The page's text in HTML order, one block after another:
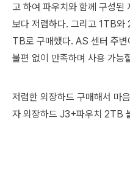
고 하여 파우치와 함께 구성된
보다 저렴하다. 그리고 1TB
TB로 구매했다. AS 센터 주
불편 없이 만족하며 사용 가능
저렴한 외장하드 구매해서 마
자 외장하드 J3+파우치 2TB